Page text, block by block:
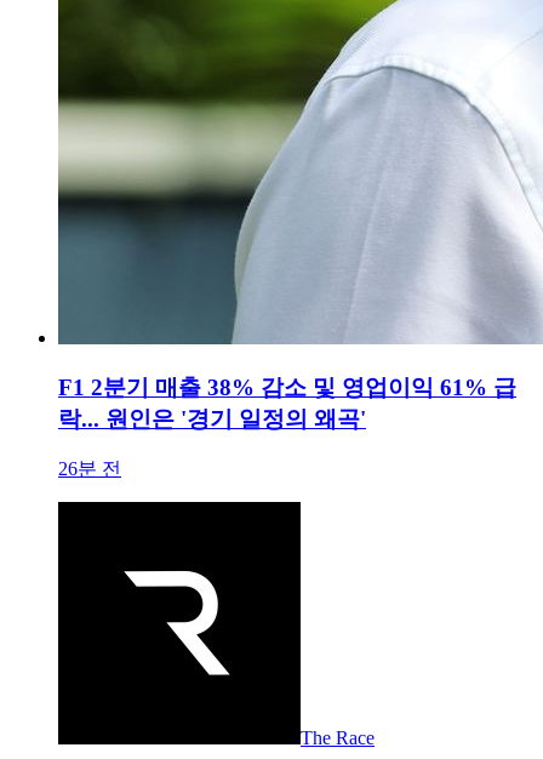
F1 2분기 매출 38% 감소 및 영업이익 61% 급
락... 원인은 '경기 일정의 왜곡'
26분 전
The Race